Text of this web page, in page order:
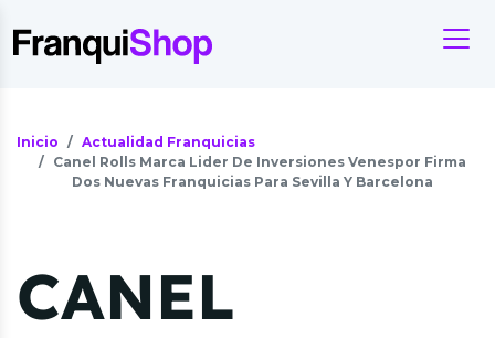
Inicio
Actualidad Franquicias
Canel Rolls Marca Lider De Inversiones Venespor Firma
Dos Nuevas Franquicias Para Sevilla Y Barcelona
CANEL